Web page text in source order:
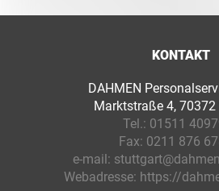
KONTAKT
DAHMEN
Marktstraße 4,
Tel.: 01511
Fax: 0211 876
e-mail:
Webadresse: https://